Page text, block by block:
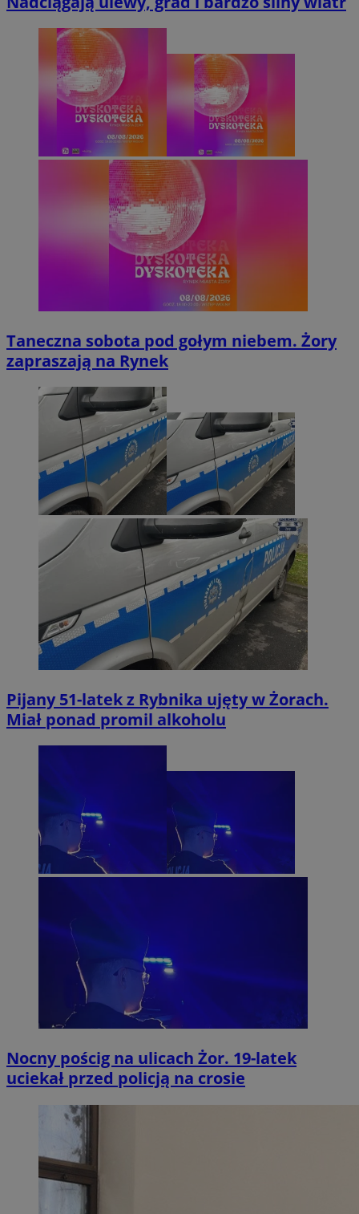
Taneczna sobota pod gołym niebem. Żory
zapraszają na Rynek
Pijany 51-latek z Rybnika ujęty w Żorach.
Miał ponad promil alkoholu
Nocny pościg na ulicach Żor. 19-latek
uciekał przed policją na crosie